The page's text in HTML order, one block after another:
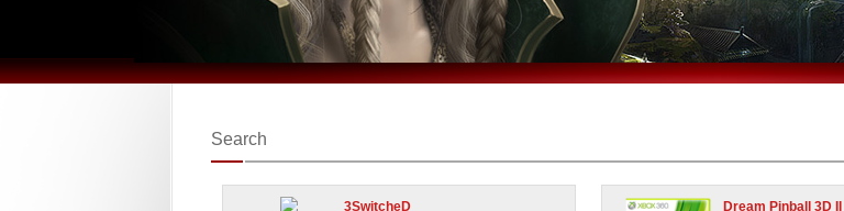
Search
3SwitcheD Dream Pinball 3D II